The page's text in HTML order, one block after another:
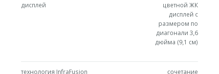
дисплей
цветной ЖК
дисплей с
размером по
диагонали 3,6
дюйма (9,1 см)
технология InfraFusion
сочетание